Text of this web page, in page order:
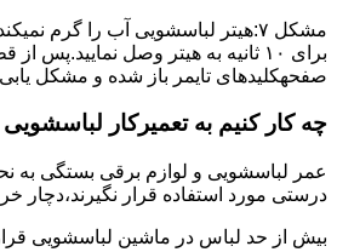
برای ۱۰ ﺛﺎﻧﯿﻪ ﺑﻪ ﻫﯿﺘﺮ وصل
صفحهکلیدهای ﺗﺎﯾﻤﺮ باز شده و مشکل
چه کار کنیم به تعمیرکار لباسشویی
عمر لباسشویی و لوازم برقی بستگی به
درستی مورد استفاده قرار نگیرند،دچار خرابی می شوند و هزینه
بیش از حد لباس در ماشین لباسشویی